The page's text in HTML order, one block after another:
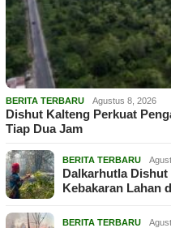
BERITA TERBARU Agustus 8, 2026
Dishut Kalteng Perkuat
Tiap Dua Jam
BERITA TERBARU
Dalkarhutla Dishut
Kebakaran Lahan
BERITA TERBARU